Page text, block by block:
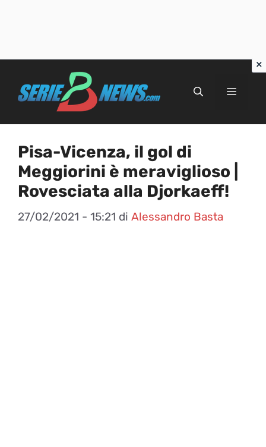
Menu
Pisa-Vicenza, il gol di
Meggiorini è meraviglioso |
Rovesciata alla Djorkaeff!
27/02/2021 - 15:21 di Alessandro Basta